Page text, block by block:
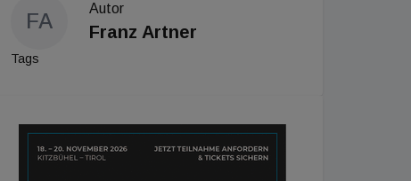
FA
Autor
Franz Artner
Tags